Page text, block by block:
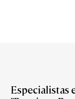
Especialistas